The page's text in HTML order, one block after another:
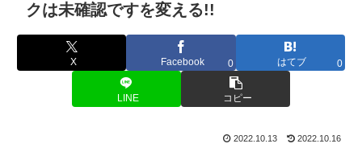
クは未確認ですを変える!!
X Facebook 0 はてブ 0
LINE コピー
2022.10.13 2022.10.16